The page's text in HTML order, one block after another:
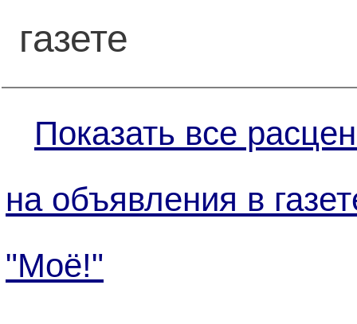
газете
Показать все
на объявления в
"Моё!"